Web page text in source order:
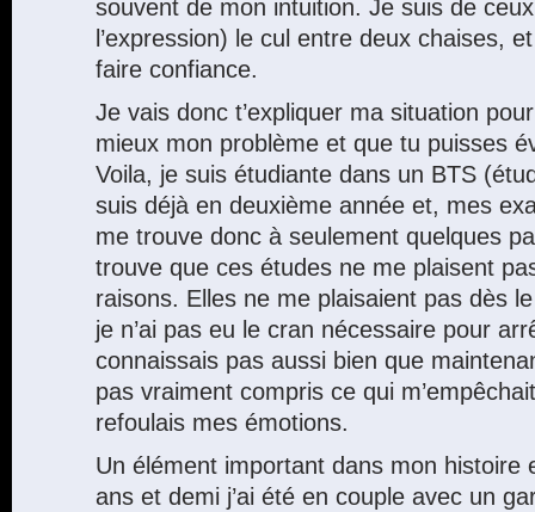
souvent de mon intuition. Je suis de
l’expression) le cul entre deux chaises,
faire confiance.
Je vais donc t’expliquer ma situation
mieux mon problème et que tu puisses
Voila, je suis étudiante dans un BTS
suis déjà en deuxième année et, mes
me trouve donc à seulement quelques
trouve que ces études ne me plaisent
raisons. Elles ne me plaisaient pas dès
je n’ai pas eu le cran nécessaire pour
connaissais pas aussi bien que
pas vraiment compris ce qui
refoulais mes émotions.
Un élément important dans mon histoire
ans et demi j’ai été en couple avec un